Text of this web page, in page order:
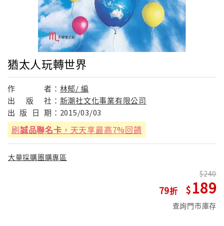
猶太人玩轉世界
作 者： 林郁/ 編
出
版 社： 新潮社文化事業有限公司
出 版 日 期： 2015/03/03
刷誠品聯名卡 ，天天享最高7%回饋
大量採購團購專區
79
240
189
查詢門市庫存